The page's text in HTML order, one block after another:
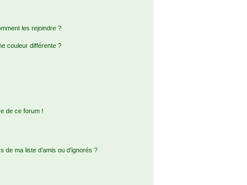
les rejoindre ?
couleur différente ?
de ce forum !
ma liste d’amis ou d’ignorés ?